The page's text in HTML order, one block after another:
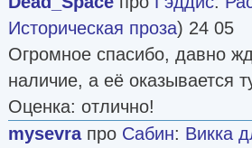
Историческая проза) 24 05
Огромное спасибо, давно
наличие, а её оказывается
Оценка: отлично!
mysevraпро Сабин: Викка